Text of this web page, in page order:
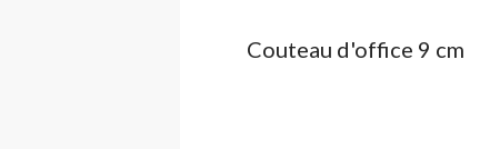
Couteau d'office 9 cm